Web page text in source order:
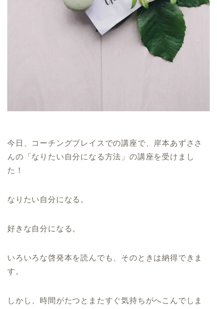
今日、コーチングプレイスでの講座で、岸本あずささ
んの「なりたい自分になる方法」の講座を受けまし
た！
なりたい自分になる。
好きな自分になる。
いろいろな啓発本を読んでも、そのときは納得できま
す。
しかし、時間がたつとまたすぐ気持ちがへこんでしま